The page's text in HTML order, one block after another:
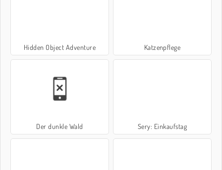
Hidden Object Adventure Katzenpflege
Der dunkle Wald Sery: Einkaufstag